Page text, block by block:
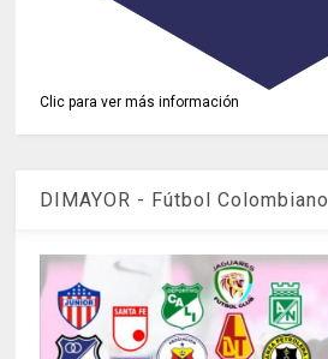
Clic para ver más información
DIMAYOR - Fútbol Colombiano